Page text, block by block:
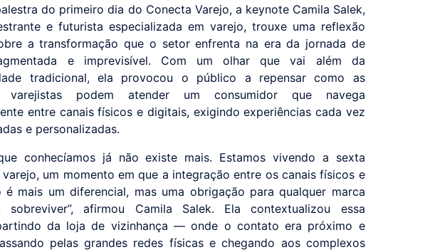
do primeiro dia do Conecta Varejo, a keynote Camila Salek,
e futurista especializada em varejo, trouxe uma reflexão
a transformação que o setor enfrenta na era da jornada de
e imprevisível. Com um olhar que vai além da
tradicional, ela provocou o público a repensar como as
podem atender um consumidor que navega
entre canais físicos e digitais, exigindo experiências cada vez
e personalizadas.
conhecíamos já não existe mais. Estamos vivendo a sexta
um momento em que a integração entre os canais físicos e
é mais um diferencial, mas uma obrigação para qualquer marca
sobreviver”, afirmou Camila Salek. Ela contextualizou essa
da loja de vizinhança — onde o contato era próximo e
pelas grandes redes físicas e chegando aos complexos